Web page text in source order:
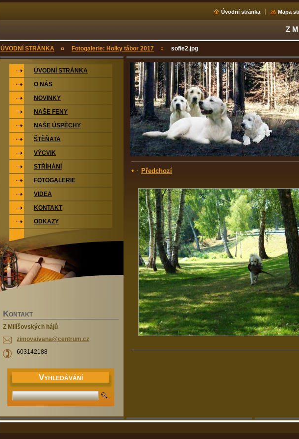
Úvodní stránka Mapa
Z
ÚVODNÍ STRÁNKA Fotogalerie: Holky tábor 2017 sofie2.jpg
Předchozí
ÚVODNÍ STRÁNKA
O NÁS
NOVINKY
NAŠE FENY
NAŠE ÚSPĚCHY
ŠTĚŇATA
VÝCVIK
STŘÍHÁNÍ
FOTOGALERIE
VIDEA
KONTAKT
ODKAZY
KONTAKT
Z Milíšovských hájů
zimovaivana@centrum.cz
603142188
VYHLEDÁVÁNÍ